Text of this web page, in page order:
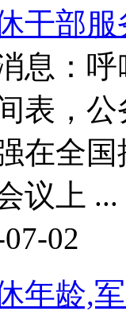
干部
息：
表，
在全
议上 ...
02
年龄,